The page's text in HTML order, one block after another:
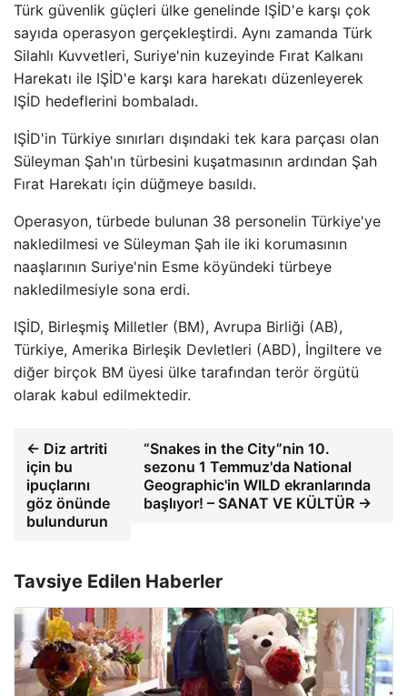
Türk güvenlik güçleri ülke genelinde IŞİD'e karşı çok
sayıda operasyon gerçekleştirdi. Aynı zamanda Türk
Silahlı Kuvvetleri, Suriye'nin kuzeyinde Fırat Kalkanı
Harekatı ile IŞİD'e karşı kara harekatı düzenleyerek
IŞİD hedeflerini bombaladı.
IŞİD'in Türkiye sınırları dışındaki tek kara parçası olan
Süleyman Şah'ın türbesini kuşatmasının ardından Şah
Fırat Harekatı için düğmeye basıldı.
Operasyon, türbede bulunan 38 personelin Türkiye'ye
nakledilmesi ve Süleyman Şah ile iki korumasının
naaşlarının Suriye'nin Esme köyündeki türbeye
nakledilmesiyle sona erdi.
IŞİD, Birleşmiş Milletler (BM), Avrupa Birliği (AB),
Türkiye, Amerika Birleşik Devletleri (ABD), İngiltere ve
diğer birçok BM üyesi ülke tarafından terör örgütü
olarak kabul edilmektedir.
← Diz artriti
için bu
ipuçlarını
göz önünde
bulundurun
“Snakes in the City”nin 10.
sezonu 1 Temmuz'da National
Geographic'in WILD ekranlarında
başlıyor! – SANAT VE KÜLTÜR →
Tavsiye Edilen Haberler